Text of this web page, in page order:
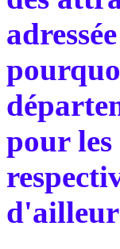
pour les